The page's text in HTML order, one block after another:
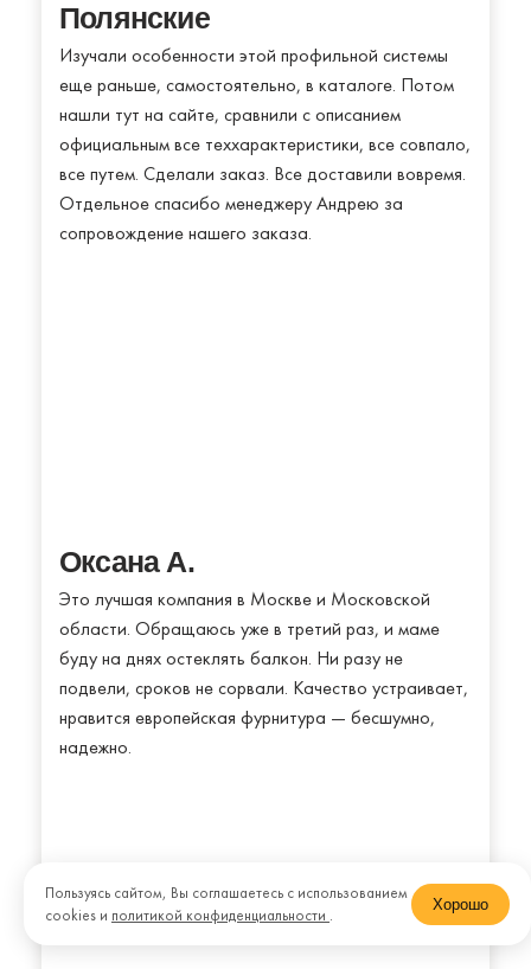
Полянские
Изучали особенности этой профильной системы
еще раньше, самостоятельно, в каталоге. Потом
нашли тут на сайте, сравнили с описанием
официальным все теххарактеристики, все совпало,
все путем. Сделали заказ. Все доставили вовремя.
Отдельное спасибо менеджеру Андрею за
сопровождение нашего заказа.
Оксана А.
Это лучшая компания в Москве и Московской
области. Обращаюсь уже в третий раз, и маме
буду на днях остеклять балкон. Ни разу не
подвели, сроков не сорвали. Качество устраивает,
нравится европейская фурнитура — бесшумно,
надежно.
Пользуясь сайтом, Вы соглашаетесь с использованием
cookies и политикой конфиденциальности .
Хорошо